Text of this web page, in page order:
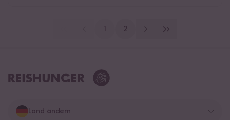
2
Land ändern